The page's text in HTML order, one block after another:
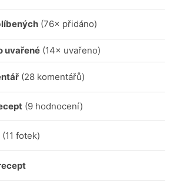
(76× přidáno)
uvařené (14× uvařeno)
(28 komentářů)
(9 hodnocení)
(11 fotek)